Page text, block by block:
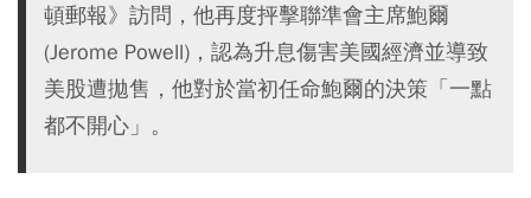
頓郵報》訪問，他再度抨擊聯準會主席鮑爾
(Jerome Powell)，認為升息傷害美國經濟並導致
美股遭拋售，他對於當初任命鮑爾的決策「一點
都不開心」。